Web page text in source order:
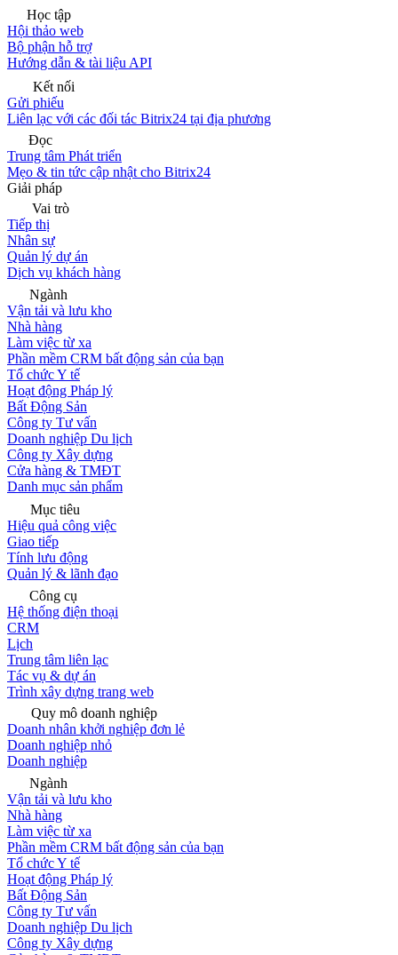
Học tập
Hội thảo web
Bộ phận hỗ trợ
Hướng dẫn & tài liệu API
Kết nối
Gửi phiếu
Liên lạc với các đối tác Bitrix24 tại địa phương
Đọc
Trung tâm Phát triển
Mẹo & tin tức cập nhật cho Bitrix24
Giải pháp
Vai trò
Tiếp thị
Nhân sự
Quản lý dự án
Dịch vụ khách hàng
Ngành
Vận tải và lưu kho
Nhà hàng
Làm việc từ xa
Phần mềm CRM bất động sản của bạn
Tổ chức Y tế
Hoạt động Pháp lý
Bất Động Sản
Công ty Tư vấn
Doanh nghiệp Du lịch
Công ty Xây dựng
Cửa hàng & TMĐT
Danh mục sản phẩm
Mục tiêu
Hiệu quả công việc
Giao tiếp
Tính lưu động
Quản lý & lãnh đạo
Công cụ
Hệ thống điện thoại
CRM
Lịch
Trung tâm liên lạc
Tác vụ & dự án
Trình xây dựng trang web
Quy mô doanh nghiệp
Doanh nhân khởi nghiệp đơn lẻ
Doanh nghiệp nhỏ
Doanh nghiệp
Ngành
Vận tải và lưu kho
Nhà hàng
Làm việc từ xa
Phần mềm CRM bất động sản của bạn
Tổ chức Y tế
Hoạt động Pháp lý
Bất Động Sản
Công ty Tư vấn
Doanh nghiệp Du lịch
Công ty Xây dựng